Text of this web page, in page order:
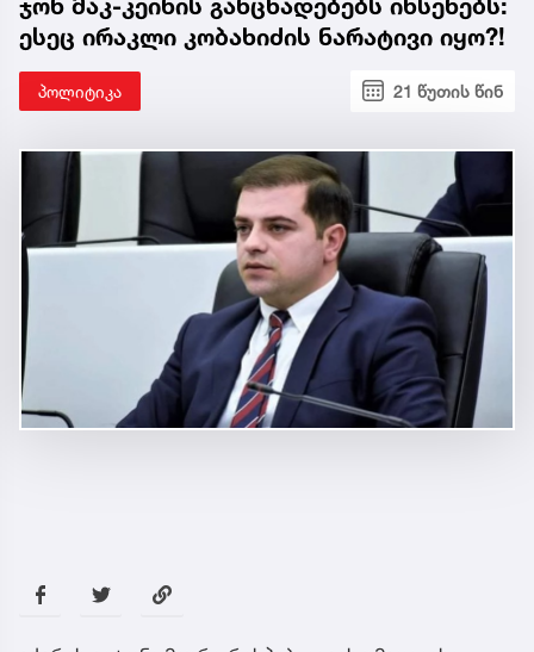
ჯონ მაკ-კეინის განცხადებებს იხსენებს:
ესეც ირაკლი კობახიძის ნარატივი იყო?!
პოლიტიკა 21 წუთის წინ